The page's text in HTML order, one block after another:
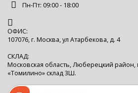
Пн-Пт: 09:00 - 18:00
ОФИС:
107076, г. Москва, ул Атарбекова, д. 4
СКЛАД:
Московская область, Люберецкий район,
«Томилино» склад 3Ш.